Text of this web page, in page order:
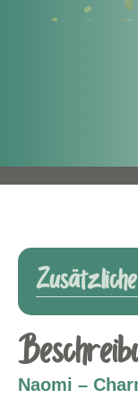
Naomi –